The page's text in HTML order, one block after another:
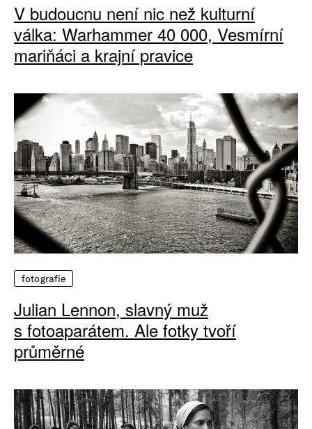
V budoucnu není nic než kulturní
válka: Warhammer 40 000, Vesmírní
mariňáci a krajní pravice
fotografie
Julian Lennon, slavný muž
s fotoaparátem. Ale fotky tvoří
průměrné